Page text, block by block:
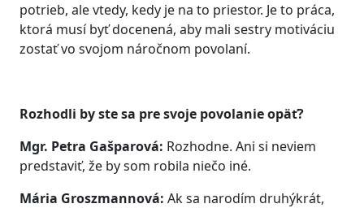
potrieb, ale vtedy, kedy je na to priestor. Je to práca,
ktorá musí byť docenená, aby mali sestry motiváciu
zostať vo svojom náročnom povolaní.
Rozhodli by ste sa pre svoje povolanie opäť?
Mgr. Petra Gašparová: Rozhodne. Ani si neviem
predstaviť, že by som robila niečo iné.
Mária Groszmannová: Ak sa narodím druhýkrát,